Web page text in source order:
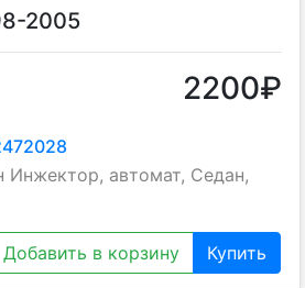
2005
2200₽
Инжектор, автомат, Седан,
Добавить в корзину Купить